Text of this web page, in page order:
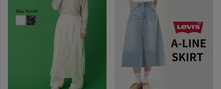
プロテイン・サプリメントまとめ買い
アウトレットセール
スタッフコーディネート